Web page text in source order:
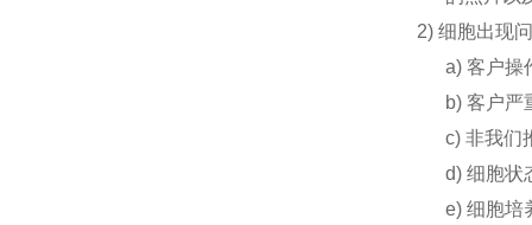
2) 细胞出现
a) 客户操
b) 客户严
c) 非我们
d) 细胞状
e) 细胞培